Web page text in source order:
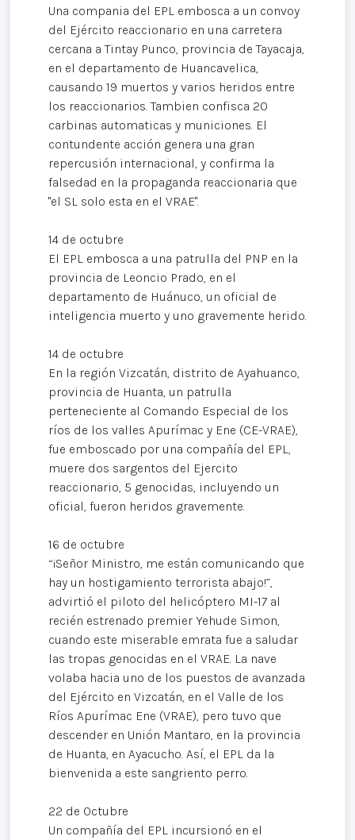
Una compania del EPL embosca a un convoy
del Ejército reaccionario en una carretera
cercana a Tintay Punco, provincia de Tayacaja,
en el departamento de Huancavelica,
causando 19 muertos y varios heridos entre
los reaccionarios. Tambien confisca 20
carbinas automaticas y municiones. El
contundente acción genera una gran
repercusión internacional, y confirma la
falsedad en la propaganda reaccionaria que
"el SL solo esta en el VRAE".
14 de octubre
El EPL embosca a una patrulla del PNP en la
provincia de Leoncio Prado, en el
departamento de Huánuco, un oficial de
inteligencia muerto y uno gravemente herido.
14 de octubre
En la región Vizcatán, distrito de Ayahuanco,
provincia de Huanta, un patrulla
perteneciente al Comando Especial de los
ríos de los valles Apurímac y Ene (CE-VRAE),
fue emboscado por una compañía del EPL,
muere dos sargentos del Ejercito
reaccionario, 5 genocidas, incluyendo un
oficial, fueron heridos gravemente.
16 de octubre
“¡Señor Ministro, me están comunicando que
hay un hostigamiento terrorista abajo!”,
advirtió el piloto del helicóptero MI-17 al
recién estrenado premier Yehude Simon,
cuando este miserable emrata fue a saludar
las tropas genocidas en el VRAE. La nave
volaba hacia uno de los puestos de avanzada
del Ejército en Vizcatán, en el Valle de los
Ríos Apurímac Ene (VRAE), pero tuvo que
descender en Unión Mantaro, en la provincia
de Huanta, en Ayacucho. Así, el EPL da la
bienvenida a este sangriento perro.
22 de Octubre
Un compañía del EPL incursionó en el